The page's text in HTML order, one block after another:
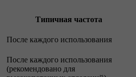
Типичная частота
После каждого использования
После каждого использования
(рекомендовано для